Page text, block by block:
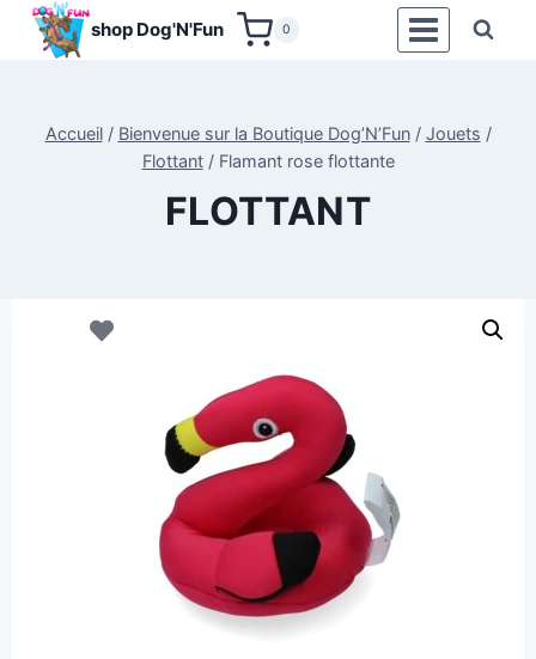
Aller
shop Dog'N'Fun 0
Accueil / Bienvenue sur la Boutique Dog’N’Fun / Jouets /
Flottant / Flamant rose flottante
FLOTTANT